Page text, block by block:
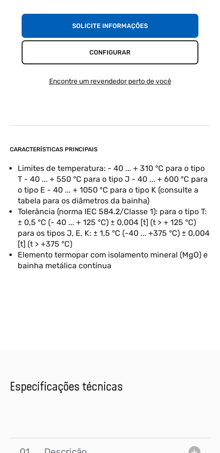
CARACTERÍSTICAS PRINCIPAIS
Limites de temperatura: - 40 ... + 310 °C para o tipo
T - 40 ... + 550 °C para o tipo J - 40 ... + 600 °C para
o tipo E - 40 ... + 1050 °C para o tipo K (consulte a
tabela para os diâmetros da bainha)
Tolerância (norma IEC 584.2/Classe 1): para o tipo T:
± 0,5 °C (- 40 ... + 125 °C) ± 0,004 [t] (t > + 125 °C)
para os tipos J, E, K: ± 1,5 °C (-40 ... +375 °C) ± 0,004
[t] (t > +375 °C)
Elemento termopar com isolamento mineral (MgO) e
bainha metálica contínua
SOLICITE INFORMAÇÕES
CONFIGURAR
Encontre um revendedor perto de você
Especificações técnicas